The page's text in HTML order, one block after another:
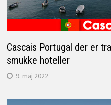
Cascais Portugal der er
smukke hoteller
9. maj 2022